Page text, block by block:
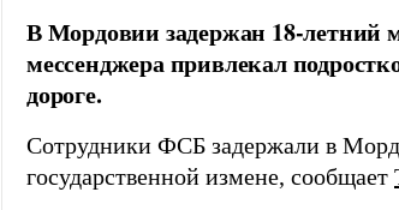
В Мордовии задержан 18-
мессенджера привлекал
дороге.
Сотрудники ФСБ задержали в
государственной измене, сообщает